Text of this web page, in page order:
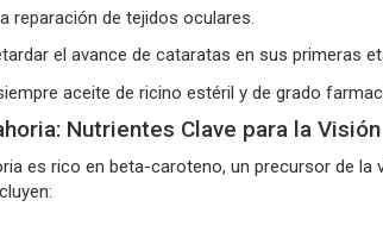
reparación de tejidos oculares.
el avance de cataratas en sus primeras
aceite de ricino estéril y de grado
Nutrientes Clave para la Visión
es rico en beta-caroteno, un precursor de la